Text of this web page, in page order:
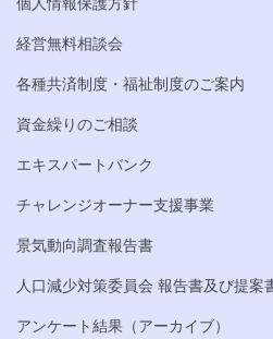
経営無料相談会
各種共済制度・福祉制度のご案内
資金繰りのご相談
エキスパートバンク
チャレンジオーナー支援事業
景気動向調査報告書
人口減少対策委員会 報告書及び提案
アンケート結果（アーカイブ）